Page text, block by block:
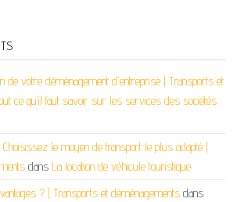
de votre déménagement d'entreprise | Transports et
ce qu’il faut savoir sur les services des sociétés
le moyen de transport le plus adapté |
dans La location de véhicule touristique
? | Transports et déménagements dans